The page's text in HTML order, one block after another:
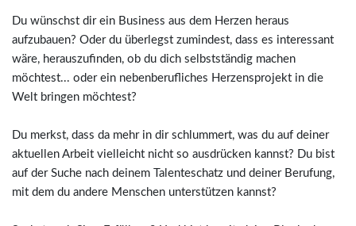
Du wünschst dir ein Business aus dem Herzen heraus
aufzubauen? Oder du überlegst zumindest, dass es interessant
wäre, herauszufinden, ob du dich selbstständig machen
möchtest... oder ein nebenberufliches Herzensprojekt in die
Welt bringen möchtest?
Du merkst, dass da mehr in dir schlummert, was du auf deiner
aktuellen Arbeit vielleicht nicht so ausdrücken kannst? Du bist
auf der Suche nach deinem Talenteschatz und deiner Berufung,
mit dem du andere Menschen unterstützen kannst?